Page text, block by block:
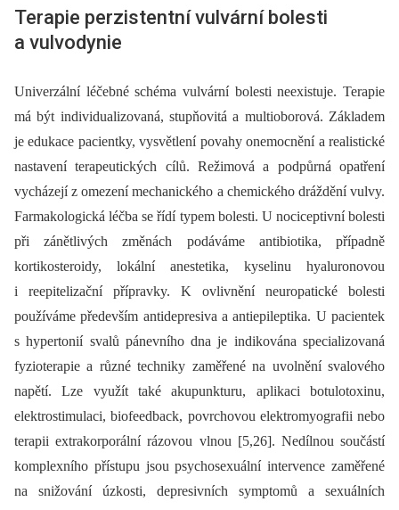
Terapie perzistentní vulvární bolesti
a vulvodynie
Univerzální léčebné schéma vulvární bolesti neexistuje. Terapie
má být individualizovaná, stupňovitá a multioborová. Základem
je edukace pacientky, vysvětlení povahy onemocnění a realistické
nastavení terapeutických cílů. Režimová a podpůrná opatření
vycházejí z omezení mechanického a chemického dráždění vulvy.
Farmakologická léčba se řídí typem bolesti. U nociceptivní bolesti
při zánětlivých změnách podáváme antibiotika, případně
kortikosteroidy, lokální anestetika, kyselinu hyaluronovou
i reepitelizační přípravky. K ovlivnění neuropatické bolesti
používáme především antidepresiva a antiepileptika. U pacientek
s hypertonií svalů pánevního dna je indikována specializovaná
fyzioterapie a různé techniky zaměřené na uvolnění svalového
napětí. Lze využít také akupunkturu, aplikaci botulotoxinu,
elektrostimulaci, biofeedback, povrchovou elektromyografii nebo
terapii extrakorporální rázovou vlnou [5,26]. Nedílnou součástí
komplexního přístupu jsou psychosexuální intervence zaměřené
na snižování úzkosti, depresivních symptomů a sexuálních